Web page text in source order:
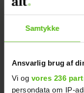
Samtykke
Ansvarlig brug af
Vi og vores 236
persondata om IP-